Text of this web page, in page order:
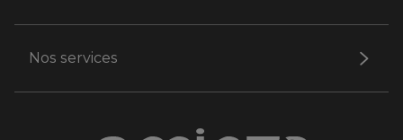
Nos services